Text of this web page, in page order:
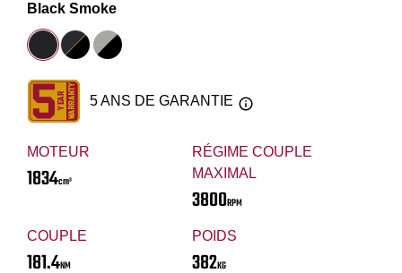
MOTEUR
1834cm³
RÉGIME COUPLE
MAXIMAL
3800RPM
COUPLE
181.4NM
POIDS
382KG
Black Smoke
5 ANS DE GARANTIE